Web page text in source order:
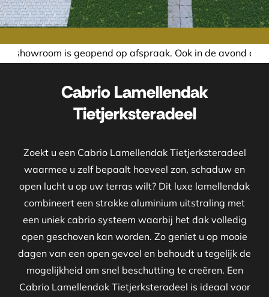
op afspraak. Ook in de avond of in het weekend nemen
Cabrio Lamellendak
Tietjerksteradeel
Zoekt u een Cabrio Lamellendak Tietjerksteradeel
waarmee u zelf bepaalt hoeveel zon, schaduw en
open lucht u op uw terras wilt? Dit luxe lamellendak
combineert een strakke aluminium uitstraling met
een uniek cabrio systeem waarbij het dak volledig
open geschoven kan worden. Zo geniet u op mooie
dagen van een open gevoel en behoudt u tegelijk de
mogelijkheid om snel beschutting te creëren. Een
Cabrio Lamellendak Tietjerksteradeel is ideaal voor